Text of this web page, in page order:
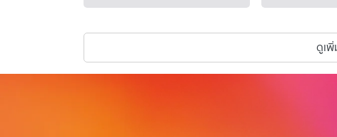
ดูเ